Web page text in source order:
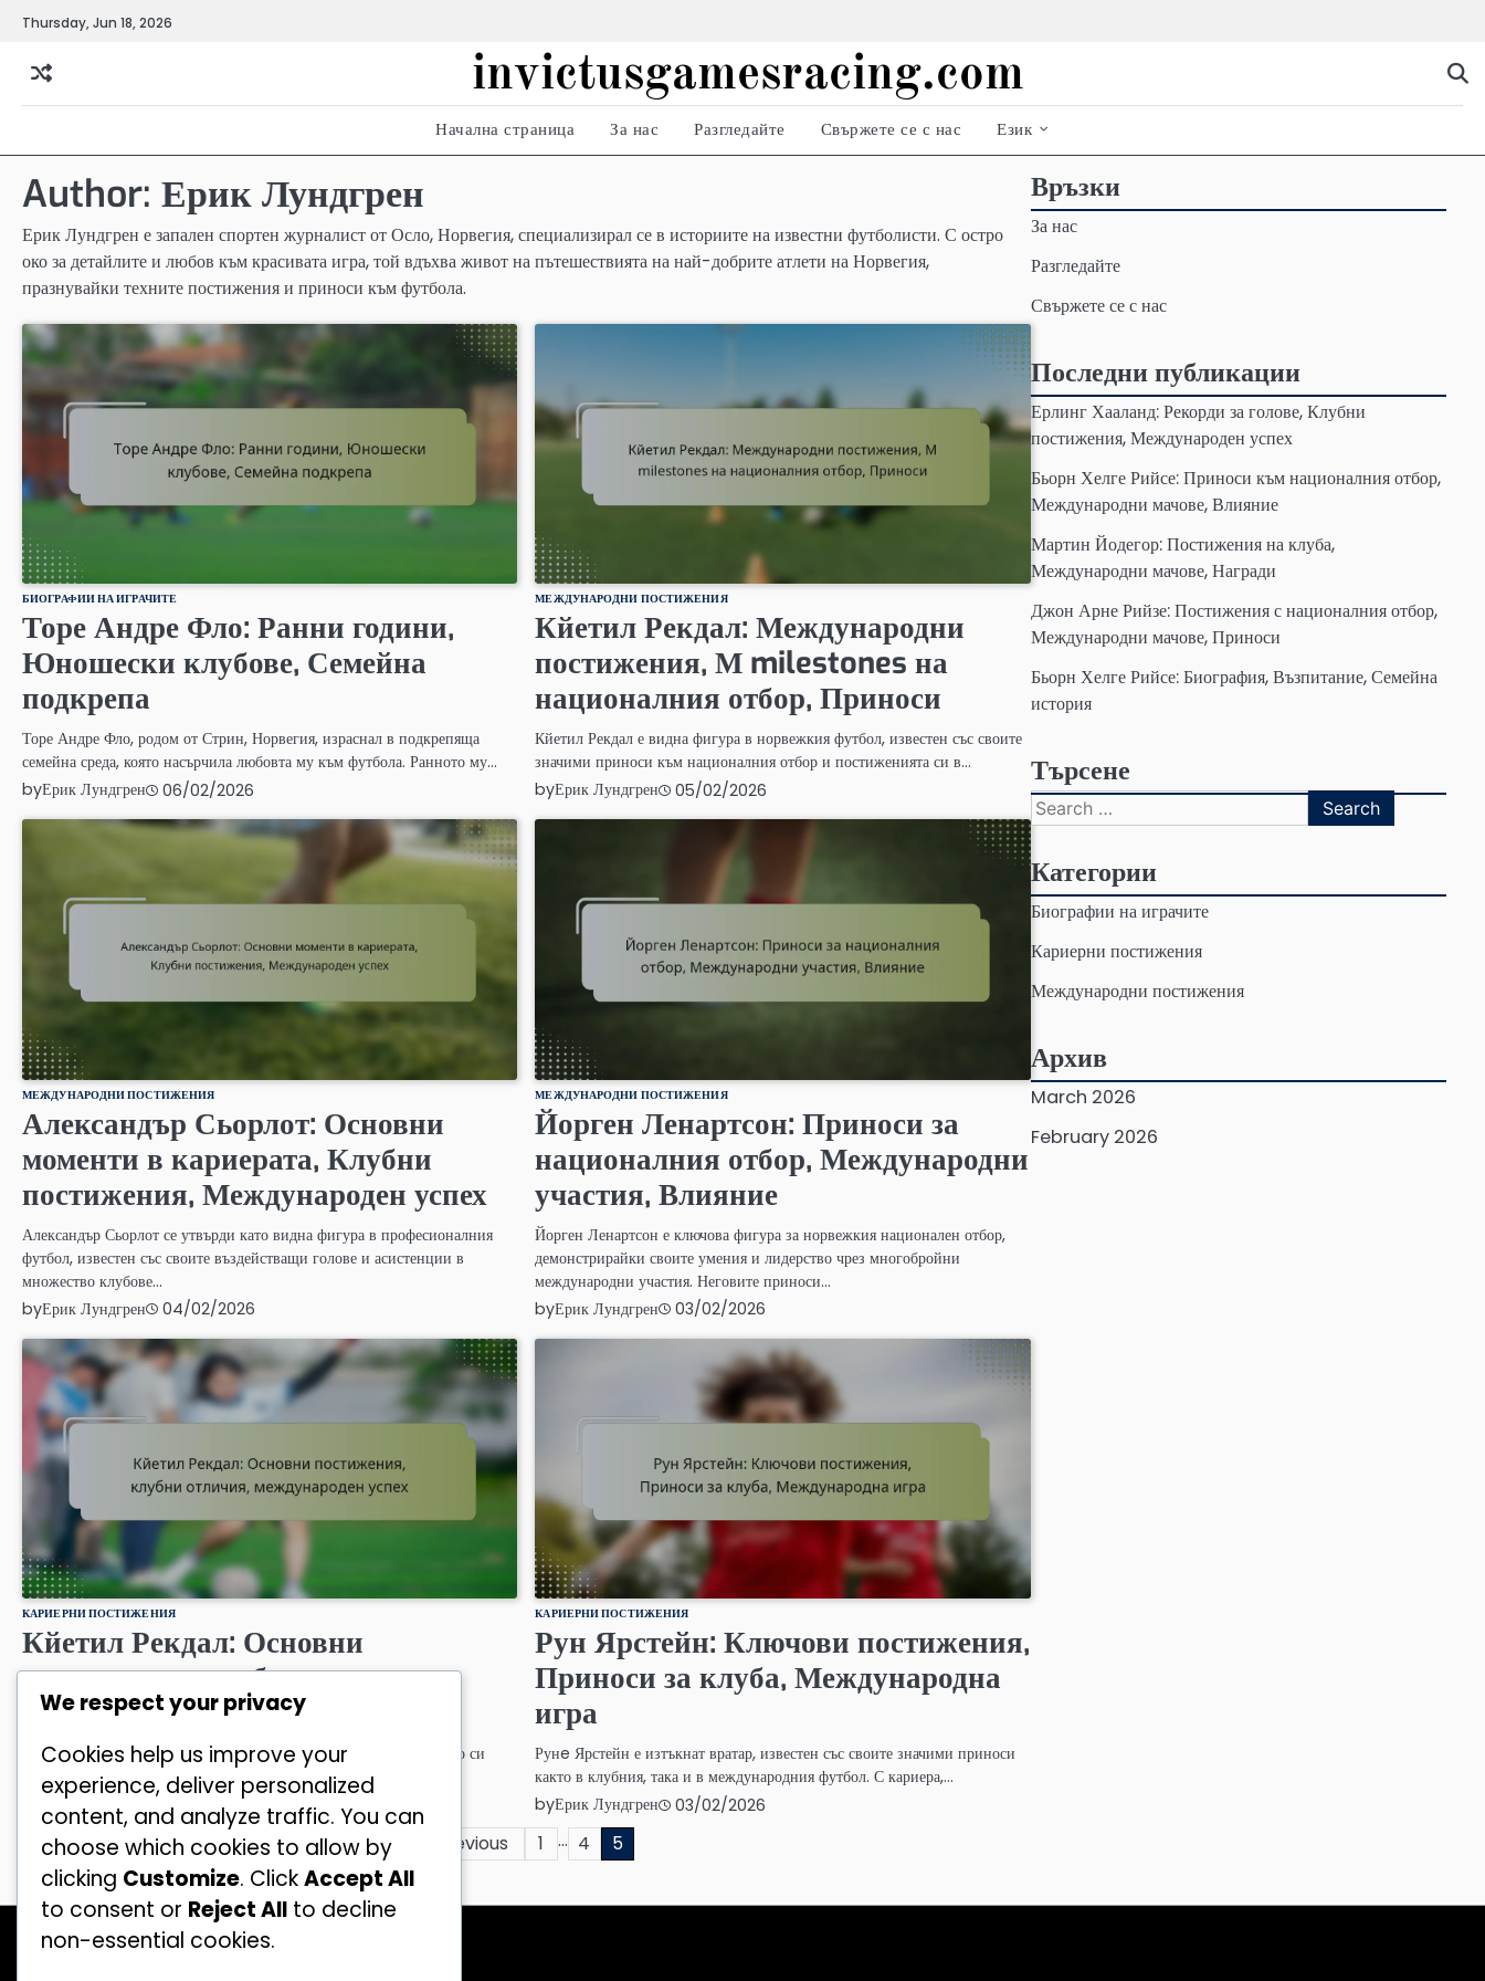
Skip
content
Thursday, Jun 18, 2026
invictusgamesracing.com
Начална страница За нас Разгледайте Свържете се с нас Език
Author: Ерик Лундгрен
Ерик Лундгрен е запален спортен журналист от Осло, Норвегия, специализирал се в историите на известни футболисти. С остро
око за детайлите и любов към красивата игра, той вдъхва живот на пътешествията на най-добрите атлети на Норвегия,
празнувайки техните постижения и приноси към футбола.
БИОГРАФИИ НА ИГРАЧИТЕ
Торе Андре Фло: Ранни години,
Юношески клубове, Семейна
подкрепа
Торе Андре Фло, родом от Стрин, Норвегия, израснал в подкрепяща
семейна среда, която насърчила любовта му към футбола. Ранното му…
byЕрик Лундгрен 06/02/2026
МЕЖДУНАРОДНИ ПОСТИЖЕНИЯ
Кйетил Рекдал: Международни
постижения, М milestones на
националния отбор, Приноси
Кйетил Рекдал е видна фигура в норвежкия футбол, известен със своите
значими приноси към националния отбор и постиженията си в…
byЕрик Лундгрен 05/02/2026
МЕЖДУНАРОДНИ ПОСТИЖЕНИЯ
Александър Сьорлот: Основни
моменти в кариерата, Клубни
постижения, Международен успех
Александър Сьорлот се утвърди като видна фигура в професионалния
футбол, известен със своите въздействащи голове и асистенции в
множество клубове…
byЕрик Лундгрен 04/02/2026
МЕЖДУНАРОДНИ ПОСТИЖЕНИЯ
Йорген Ленартсон: Приноси за
националния отбор, Международни
участия, Влияние
Йорген Ленартсон е ключова фигура за норвежкия национален отбор,
демонстрирайки своите умения и лидерство чрез многобройни
международни участия. Неговите приноси…
byЕрик Лундгрен 03/02/2026
КАРИЕРНИ ПОСТИЖЕНИЯ
Кйетил Рекдал: Основни
постижения, клубни отличия,
международен успех
Кйетил Рекдал е видна фигура във футбола, известен с влиянието си
както като играч, така и като треньор. Кариерата му…
Ерик Лундгрен 03/02/2026
КАРИЕРНИ ПОСТИЖЕНИЯ
Рун Ярстейн: Ключови постижения,
Приноси за клуба, Международна
игра
Рунe Ярстейн е изтъкнат вратар, известен със своите значими приноси
както в клубния, така и в международния футбол. С кариера,…
byЕрик Лундгрен 03/02/2026
Posts
pagination
Previous 1 … 4 5
Връзки
За нас
Разгледайте
Свържете се с нас
Последни публикации
Ерлинг Хааланд: Рекорди за голове, Клубни
постижения, Международен успех
Бьорн Хелге Рийсе: Приноси към националния отбор,
Международни мачове, Влияние
Мартин Йодегор: Постижения на клуба,
Международни мачове, Награди
Джон Арне Рийзе: Постижения с националния отбор,
Международни мачове, Приноси
Бьорн Хелге Рийсе: Биография, Възпитание, Семейна
история
Търсене
Search
for:
Категории
Биографии на играчите
Кариерни постижения
Международни постижения
Архив
March 2026
February 2026
Категории
Биографии на играчите
We respect your privacy
Cookies help us improve your
experience, deliver personalized
content, and analyze traffic. You can
choose which cookies to allow by
clicking Customize. ClickAccept All
to consent or Reject All to decline
non-essential cookies.